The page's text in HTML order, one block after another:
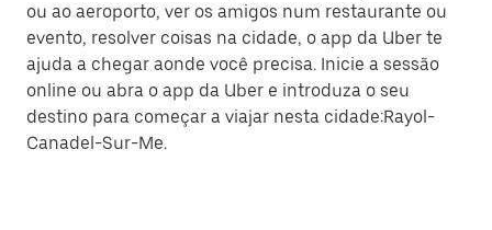
ou ao aeroporto, ver os amigos num restaurante ou
evento, resolver coisas na cidade, o app da Uber te
ajuda a chegar aonde você precisa. Inicie a sessão
online ou abra o app da Uber e introduza o seu
destino para começar a viajar nesta cidade:Rayol-
Canadel-Sur-Me.